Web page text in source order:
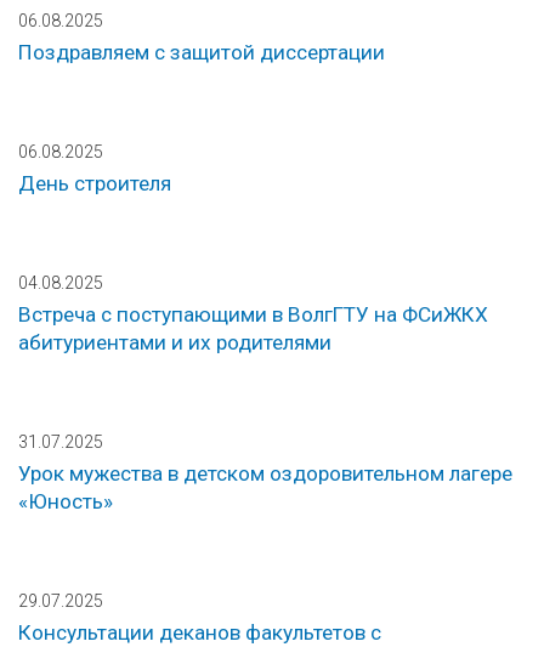
06.08.2025
Поздравляем с защитой диссертации
06.08.2025
День строителя
04.08.2025
Встреча с поступающими в ВолгГТУ на ФСиЖКХ
абитуриентами и их родителями
31.07.2025
Урок мужества в детском оздоровительном лагере
«Юность»
29.07.2025
Консультации деканов факультетов с